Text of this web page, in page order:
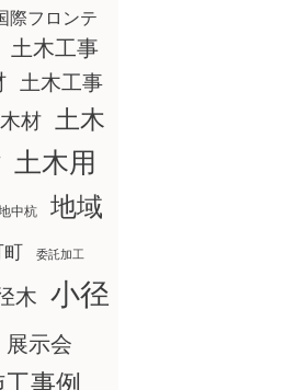
際フロンテ
土木工事
土木工事
材
土木
土木用
中杭
地域
町 委託加工
木 小径
展示会
事例